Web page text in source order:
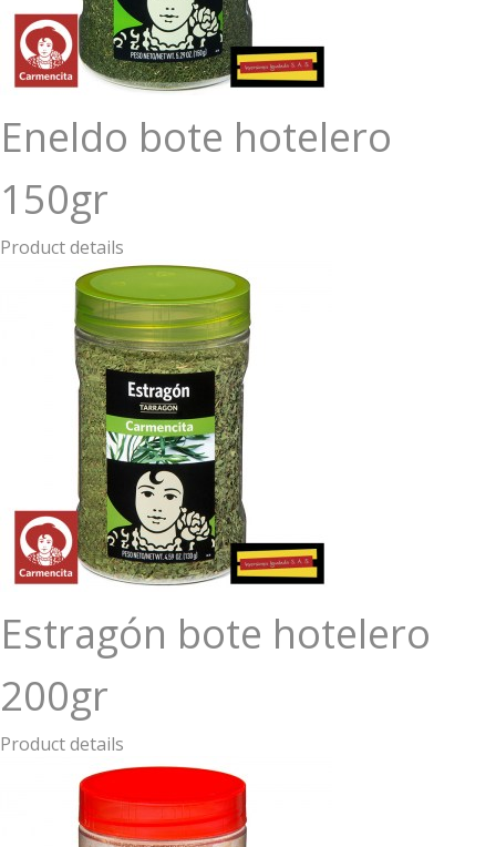
Eneldo bote hotelero
150gr
Product details
Estragón bote hotelero
200gr
Product details